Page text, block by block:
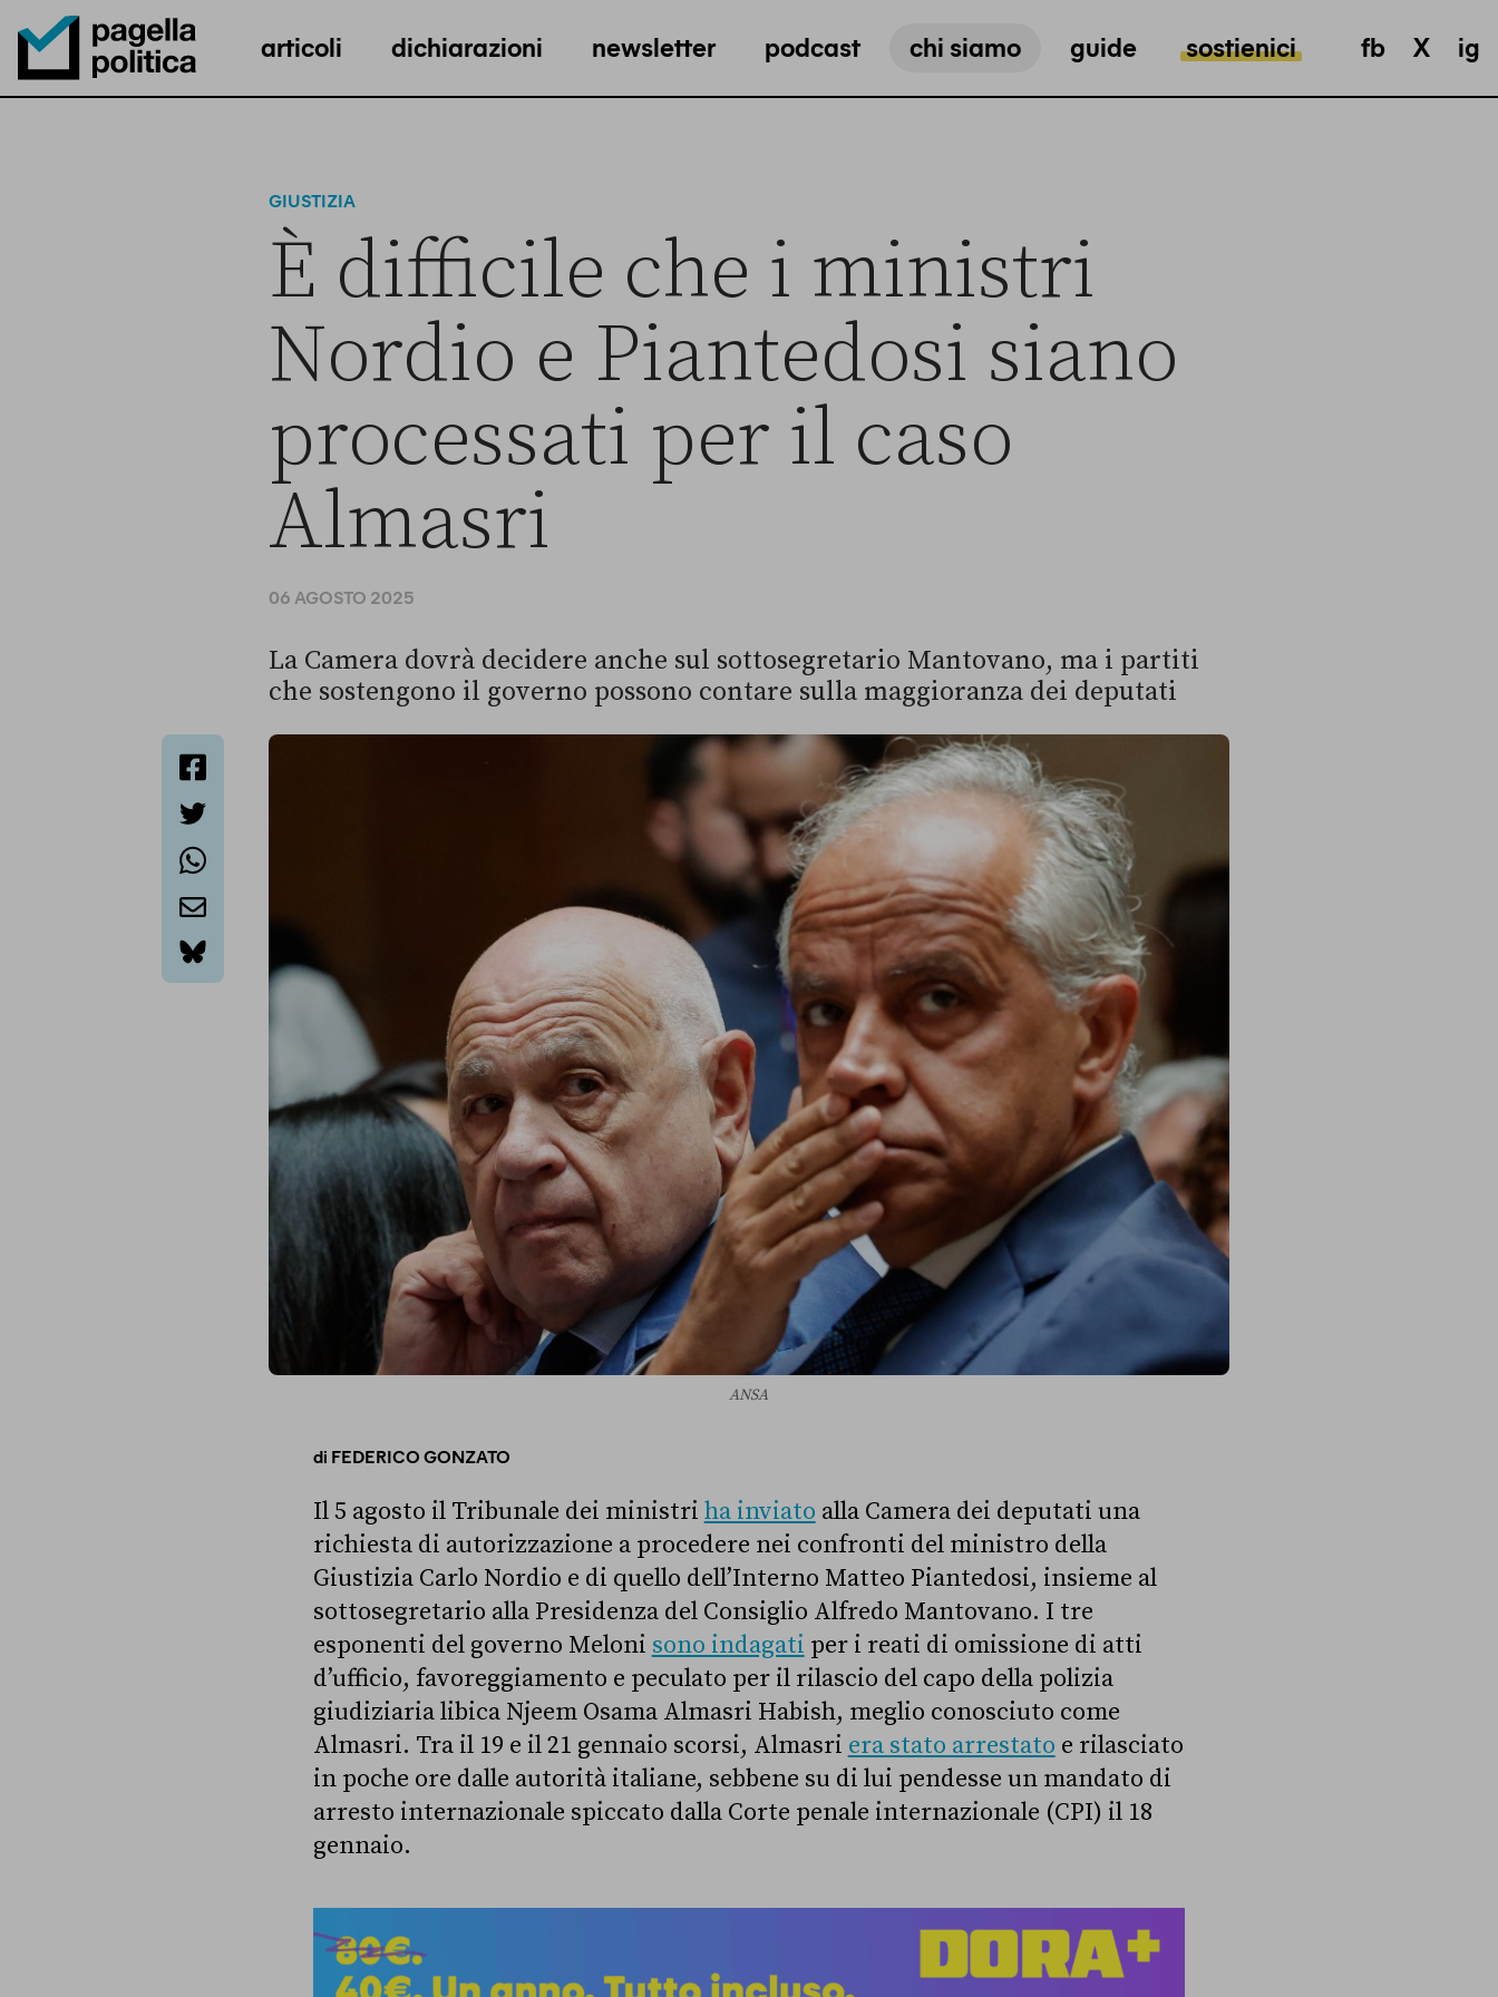
Pagella Politica Logo
articoli dichiarazioni newsletter podcast chi siamo guide sostienici fb X ig
GIUSTIZIA
È difficile che i ministri
Nordio e Piantedosi siano
processati per il caso
Almasri
06 AGOSTO 2025
bluesky
La Camera dovrà decidere anche sul sottosegretario Mantovano, ma i partiti
che sostengono il governo possono contare sulla maggioranza dei deputati
ANSA
di FEDERICO GONZATO
Il 5 agosto il Tribunale dei ministri ha inviato alla Camera dei deputati una
richiesta di autorizzazione a procedere nei confronti del ministro della
Giustizia Carlo Nordio e di quello dell’Interno Matteo Piantedosi, insieme al
sottosegretario alla Presidenza del Consiglio Alfredo Mantovano. I tre
esponenti del governo Meloni sono indagati per i reati di omissione di atti
d’ufficio, favoreggiamento e peculato per il rilascio del capo della polizia
giudiziaria libica Njeem Osama Almasri Habish, meglio conosciuto come
Almasri. Tra il 19 e il 21 gennaio scorsi, Almasri era stato arrestato e rilasciato
in poche ore dalle autorità italiane, sebbene su di lui pendesse un mandato di
arresto internazionale spiccato dalla Corte penale internazionale (CPI) il 18
gennaio.